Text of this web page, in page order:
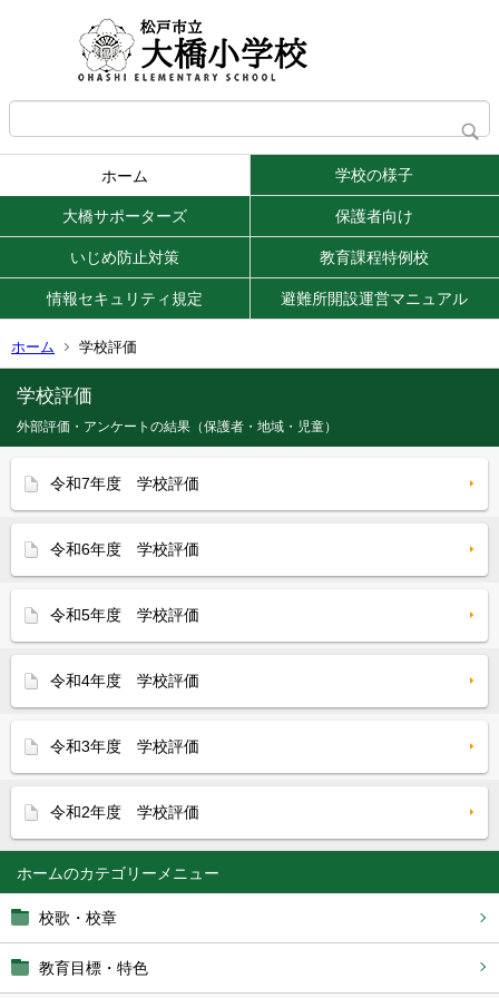
ホーム 学校の様子
大橋サポーターズ 保護者向け
いじめ防止対策 教育課程特例校
情報セキュリティ規定 避難所開設運営マニュアル
ホーム 学校評価
ホーム
校歌・校章
教育目標・特色
学校評価
外部評価・アンケートの結果（保護者・地域・児童）
令和7年度 学校評価
令和6年度 学校評価
令和5年度 学校評価
令和4年度 学校評価
令和3年度 学校評価
令和2年度 学校評価